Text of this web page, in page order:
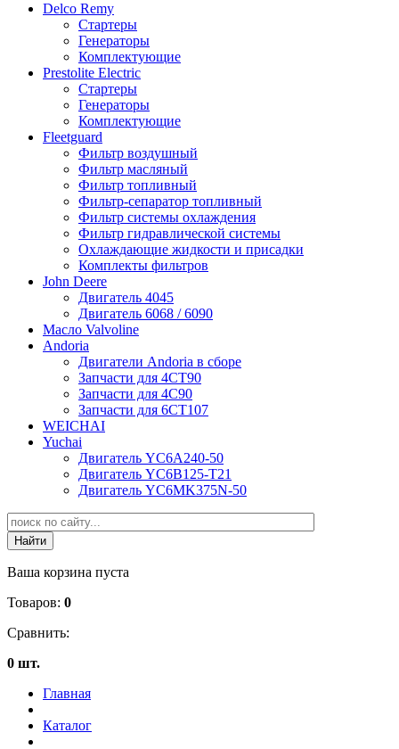
Delco Remy
Стартеры
Генераторы
Комплектующие
Prestolite Electric
Стартеры
Генераторы
Комплектующие
Fleetguard
Фильтр воздушный
Фильтр масляный
Фильтр топливный
Фильтр-сепаратор топливный
Фильтр системы охлаждения
Фильтр гидравлической системы
Охлаждающие жидкости и присадки
Комплекты фильтров
John Deere
Двигатель 4045
Двигатель 6068 / 6090
Масло Valvoline
Andoria
Двигатели Andoria в сборе
Запчасти для 4CT90
Запчасти для 4С90
Запчасти для 6CT107
WEICHAI
Yuchai
Двигатель YC6A240-50
Двигатель YC6B125-T21
Двигатель YC6MK375N-50
Ваша корзина пуста
Товаров: 0
Сравнить:
0 шт.
Главная
Каталог